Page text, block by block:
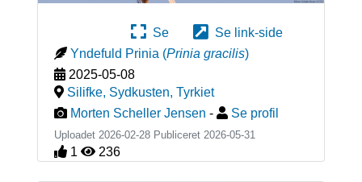
Se
Se link-side
Yndefuld Prinia (Prinia gracilis)
2025-05-08
Silifke, Sydkusten, Tyrkiet
Morten Scheller Jensen - Se profil
Uploadet 2026-02-28 Publiceret 2026-05-31
1 236